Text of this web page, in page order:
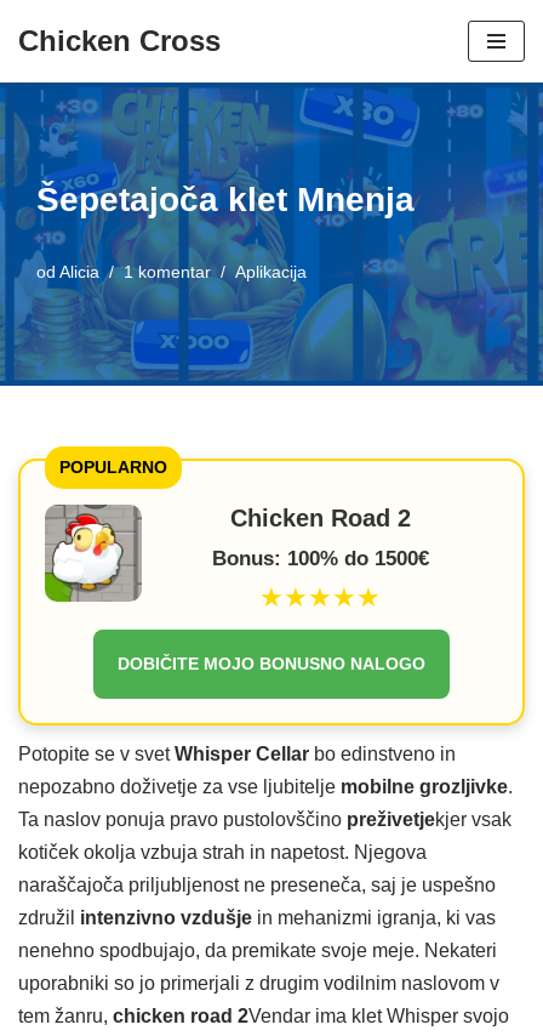
vsebino
Chicken Cross
Šepetajoča klet Mnenja
od Alicia 1 komentar Aplikacija
POPULARNO
Chicken Road 2
Bonus: 100% do 1500€
★★★★★
DOBIČITE MOJO BONUSNO NALOGO
Potopite se v svetWhisper Cellar bo edinstveno in
nepozabno doživetje za vse ljubitelje mobilne grozljivke.
Ta naslov ponuja pravo pustolovščino preživetjekjer vsak
kotiček okolja vzbuja strah in napetost. Njegova
naraščajoča priljubljenost ne preseneča, saj je uspešno
združil intenzivno vzdušje in mehanizmi igranja, ki vas
nenehno spodbujajo, da premikate svoje meje. Nekateri
uporabniki so jo primerjali z drugim vodilnim naslovom v
tem žanru, chicken road 2Vendar ima klet Whisper svojo